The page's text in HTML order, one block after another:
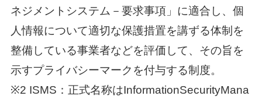
ネジメントシステム－要求事項」に適合し、個
人情報について適切な保護措置を講ずる体制を
整備している事業者などを評価して、その旨を
示すプライバシーマークを付与する制度。
※2 ISMS：正式名称はInformationSecurityMana